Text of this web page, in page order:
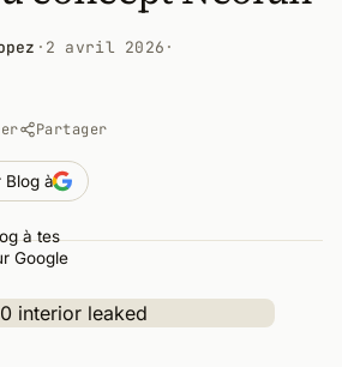
· 2 avril 2026 ·
Partager
Blog à
à tes
Google